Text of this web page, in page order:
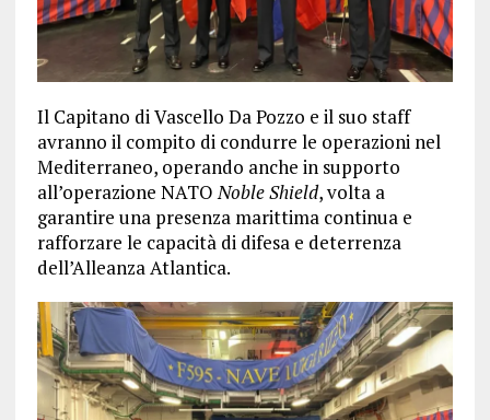
Il Capitano di Vascello Da Pozzo e il suo staff
avranno il compito di condurre le operazioni nel
Mediterraneo, operando anche in supporto
all’operazione NATONoble Shield, volta a
garantire una presenza marittima continua e
rafforzare le capacità di difesa e deterrenza
dell’Alleanza Atlantica.